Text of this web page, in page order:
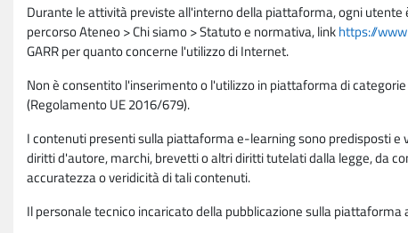
Durante le attività previste all'interno della piattaforma, ogni
percorso Ateneo > Chi siamo > Statuto e normativa, linkhttps://
GARR per quanto concerne l'utilizzo di Internet.
Non è consentito l'inserimento o l'utilizzo in piattaforma di
(Regolamento UE 2016/679).
I contenuti presenti sulla piattaforma e-learning sono predisposti
diritti d'autore, marchi, brevetti o altri diritti tutelati dalla legge, da
accuratezza o veridicità di tali contenuti.
Il personale tecnico incaricato della pubblicazione sulla